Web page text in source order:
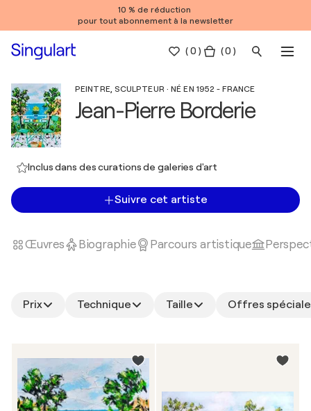
10 % de réduction
pour tout abonnement à la newsletter
(0 ) ( 0 )
PEINTRE, SCULPTEUR · NÉ EN 1952 - FRANCE
Jean-Pierre Borderie
Inclus dans des curations de galeries d'art
Suivre cet artiste
Œuvres Biographie Parcours artistique
Prix Technique Taille Offres